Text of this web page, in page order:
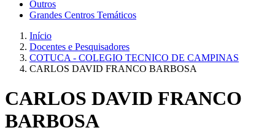
Outros
Grandes Centros Temáticos
Início
Docentes e Pesquisadores
COTUCA - COLEGIO TECNICO DE CAMPINAS
CARLOS DAVID FRANCO BARBOSA
CARLOS DAVID FRANCO
BARBOSA